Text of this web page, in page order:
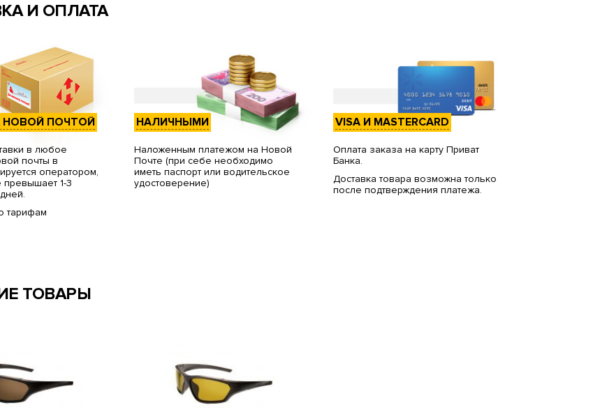
И ОПЛАТА
НОВОЙ ПОЧТОЙ
в любое
почты в
оператором,
1-3
тарифам
НАЛИЧНЫМИ
Наложенным платежом на Новой
Почте (при себе необходимо
иметь паспорт или водительское
удостоверение)
VISA И MASTERCARD
Оплата заказа на карту Приват
Банка.
Доставка товара возможна только
после подтверждения платежа.
ТОВАРЫ